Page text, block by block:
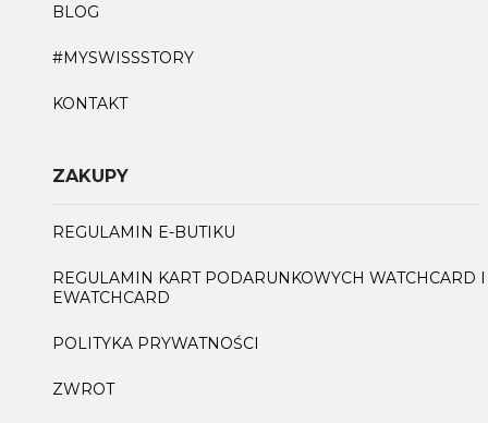
BLOG
#MYSWISSSTORY
KONTAKT
ZAKUPY
REGULAMIN E-BUTIKU
REGULAMIN KART PODARUNKOWYCH WATCHCARD I
EWATCHCARD
POLITYKA PRYWATNOŚCI
ZWROT